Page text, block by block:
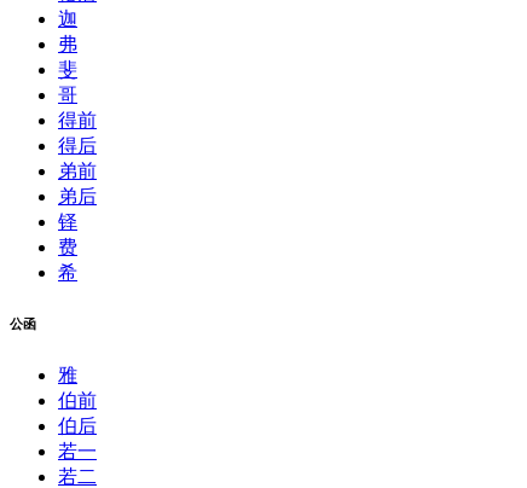
迦
弗
斐
哥
得前
得后
弟前
弟后
铎
费
希
公函
雅
伯前
伯后
若一
若二